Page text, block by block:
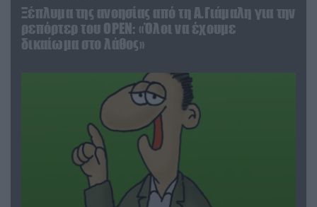
Ξέπλυμα της ανοησίας από τη Α.Γιάμαλη για την
ρεπόρτερ του ΟΡΕΝ: «Όλοι να έχουμε
δικαίωμα στο λάθος»